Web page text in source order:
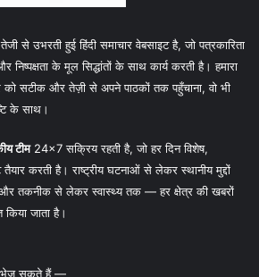
से उभरती हुई हिंदी समाचार वेबसाइट है, जो पत्रकारिता
निष्पक्षता के मूल सिद्धांतों के साथ कार्य करती है। हमारा
को सटीक और तेज़ी से अपने पाठकों तक पहुँचाना, वो भी
के साथ।
टीम24×7 सक्रिय रहती है, जो हर दिन विशेष,
करती है। राष्ट्रीय घटनाओं से लेकर स्थानीय मुद्दों
तकनीक से लेकर स्वास्थ्य तक — हर क्षेत्र की खबरों
जाता है।
भेज सकते हैं —